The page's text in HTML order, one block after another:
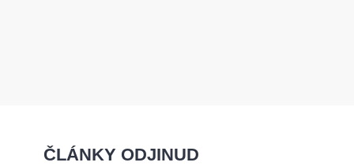
ČLÁNKY ODJINUD